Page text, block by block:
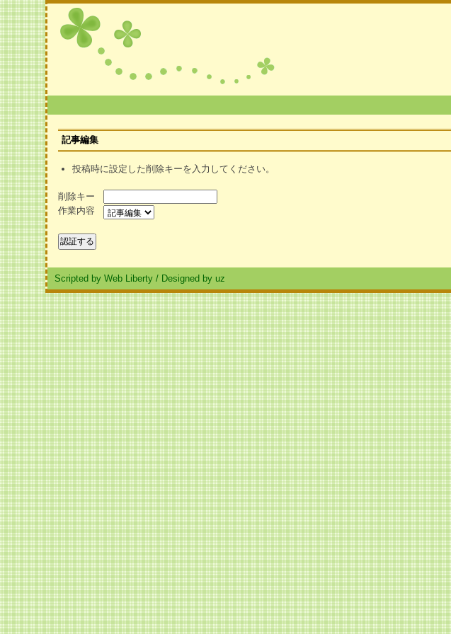
記事編集
投稿時に設定した削除キーを入力してください。
削除キー
作業内容
Scripted by Web Liberty / Designed by uz